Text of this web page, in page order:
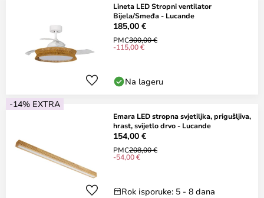
Lineta LED Stropni ventilator
Bijela/Smeđa - Lucande
185,00 €
PMC300,00 €
-115,00 €
Na lageru
-14% EXTRA
Emara LED stropna svjetiljka, prigušljiva,
hrast, svijetlo drvo - Lucande
154,00 €
PMC208,00 €
-54,00 €
Rok isporuke: 5 - 8 dana